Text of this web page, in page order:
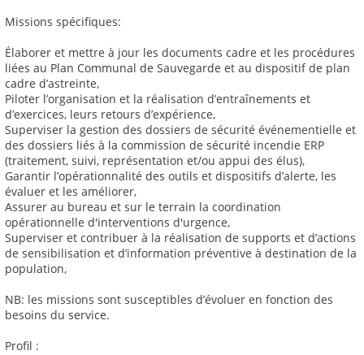
Missions spécifiques:
Élaborer et mettre à jour les documents cadre et les procédures
liées au Plan Communal de Sauvegarde et au dispositif de plan
cadre d’astreinte,
Piloter l’organisation et la réalisation d’entraînements et
d’exercices, leurs retours d’expérience,
Superviser la gestion des dossiers de sécurité événementielle et
des dossiers liés à la commission de sécurité incendie ERP
(traitement, suivi, représentation et/ou appui des élus),
Garantir l’opérationnalité des outils et dispositifs d’alerte, les
évaluer et les améliorer,
Assurer au bureau et sur le terrain la coordination
opérationnelle d'interventions d'urgence,
Superviser et contribuer à la réalisation de supports et d’actions
de sensibilisation et d’information préventive à destination de la
population,
NB: les missions sont susceptibles d’évoluer en fonction des
besoins du service.
Profil :